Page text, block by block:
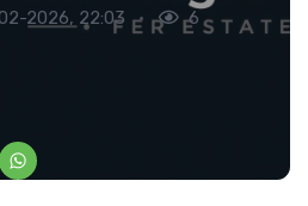
2026, 22:03
6